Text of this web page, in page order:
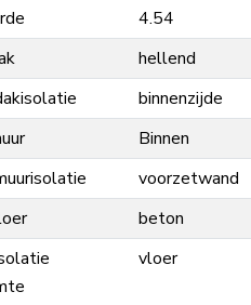
4.54
hellend
binnenzijde
Binnen
voorzetwand
beton
vloer